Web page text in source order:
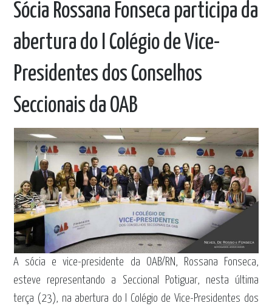
Sócia Rossana Fonseca participa da
abertura do I Colégio de Vice-
Presidentes dos Conselhos
Seccionais da OAB
A sócia e vice-presidente da OAB/RN, Rossana Fonseca,
esteve representando a Seccional Potiguar, nesta última
terça (23), na abertura do I Colégio de Vice-Presidentes dos